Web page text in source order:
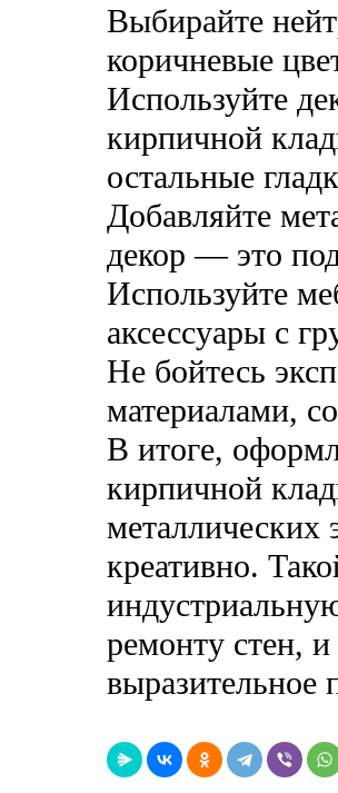
Выбирайте
коричневые
Используйте
кирпичной
остальные
Добавляйте
декор — это
Используйте
аксессуары с
Не бойтесь
материалами,
В итоге,
кирпичной
металлических
креативно.
ремонту стен,
выразительное